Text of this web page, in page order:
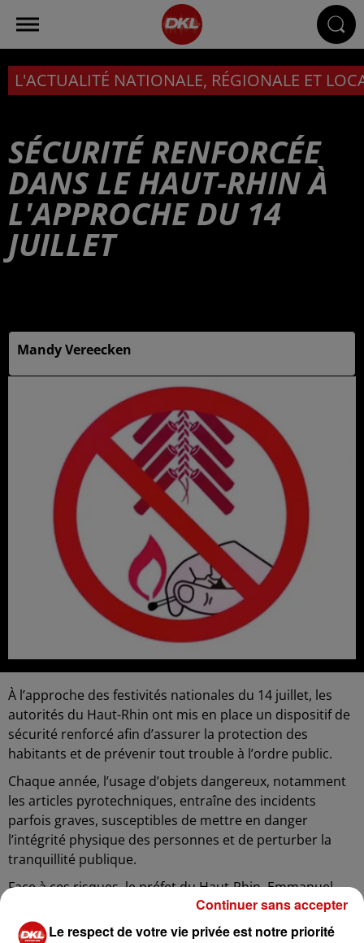
L'ACTUALITÉ NATIONALE, RÉGIONALE ET
SÉCURITÉ RENFORCÉE
DANS LE HAUT-RHIN À
L'APPROCHE DU 14
JUILLET
Mandy Vereecken
À l’approche des festivités nationales du 14 juillet, les
autorités du Haut-Rhin ont mis en place un dispositif de
sécurité renforcé afin d’assurer la protection des
habitants et de prévenir tout trouble à l’ordre public.
Chaque année, l’usage d’objets dangereux, notamment
les articles pyrotechniques, entraîne des incidents
parfois graves, susceptibles de mettre en danger
l’intégrité physique des personnes et de perturber la
tranquillité publique.
Face à ces risques, le préfet du Haut-Rhin, Emmanuel
Aubry, a pris plusieurs arrêtés réglementaires,
applicables sur l’ensemble du département.
Le respect de votre vie privée est notre priorité
Continuer sans accepter